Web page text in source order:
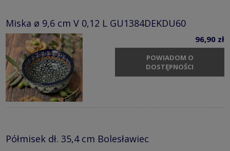
Miska ø 9,6 cm V 0,12 L GU1384DEKDU60
96,90 zł
POWIADOM O
DOSTĘPNOŚCI
Półmisek dł. 35,4 cm Bolesławiec